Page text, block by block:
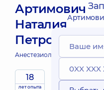
Артимович
Наталия
Петровна
Анестезиолог;
18
лет опыта